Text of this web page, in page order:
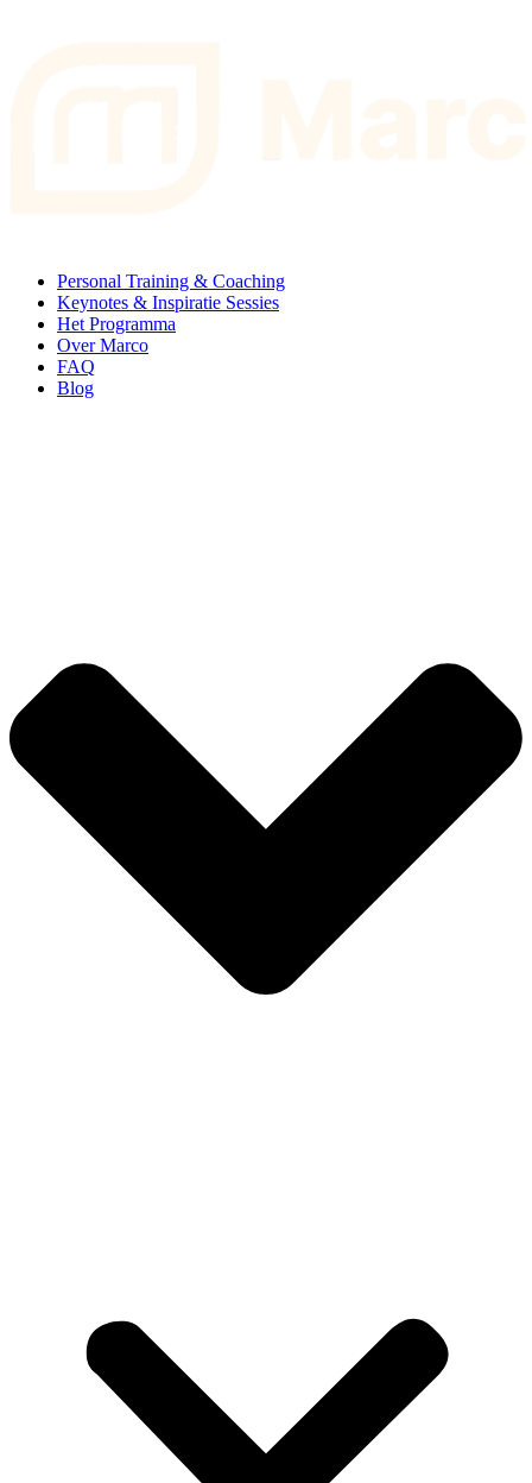
Personal Training & Coaching
Keynotes & Inspiratie Sessies
Het Programma
Over Marco
FAQ
Blog